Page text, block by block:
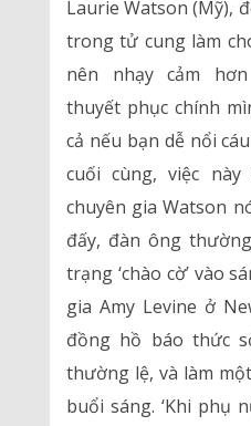
Laurie Watson (Mỹ),
trong tử cung làm
nên nhạy cảm
thuyết phục chính
cả nếu bạn dễ nổi
cuối cùng, việc
chuyên gia Watson
đấy, đàn ông
trạng ‘chào cờ’ vào
gia Amy Levine ở
đồng hồ báo thức
thường lệ, và làm
buổi sáng. ‘Khi phụ